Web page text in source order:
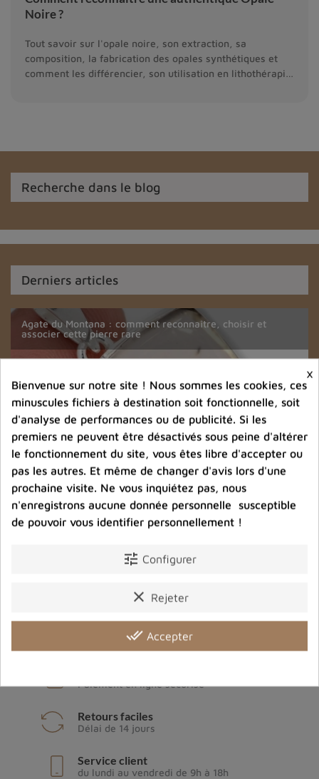
Recherche dans le blog
Derniers articles
Comprendre les objets rituels bouddhistes : usages,
traditions et distinctions
Comment reconnaître un mala tibétain authentique ?
Agate du Montana : comment reconnaître, choisir et
associer cette pierre rare
Archives du blog
Noire ?
Tout savoir sur l'opale noire, son extraction, sa
composition, la fabrication des opales synthétiques et
comment les différencier, son utilisation en lithothérapie
à partir de 80€ d'achats en France
métropolitaine
Paiement en ligne sécurisé
Retours faciles
Délai de 14 jours
Service client
du lundi au vendredi de 9h à 18h
×
Bienvenue sur notre site ! Nous sommes les cookies, ces
minuscules fichiers à destination soit fonctionnelle, soit
d'analyse de performances ou de publicité. Si les
premiers ne peuvent être désactivés sous peine d'altérer
le fonctionnement du site, vous êtes libre d'accepter ou
pas les autres. Et même de changer d'avis lors d'une
prochaine visite. Ne vous inquiétez pas, nous
n'enregistrons aucune donnée personnelle susceptible
de pouvoir vous identifier personnellement !
tune Configurer
clear Rejeter
done_all Accepter